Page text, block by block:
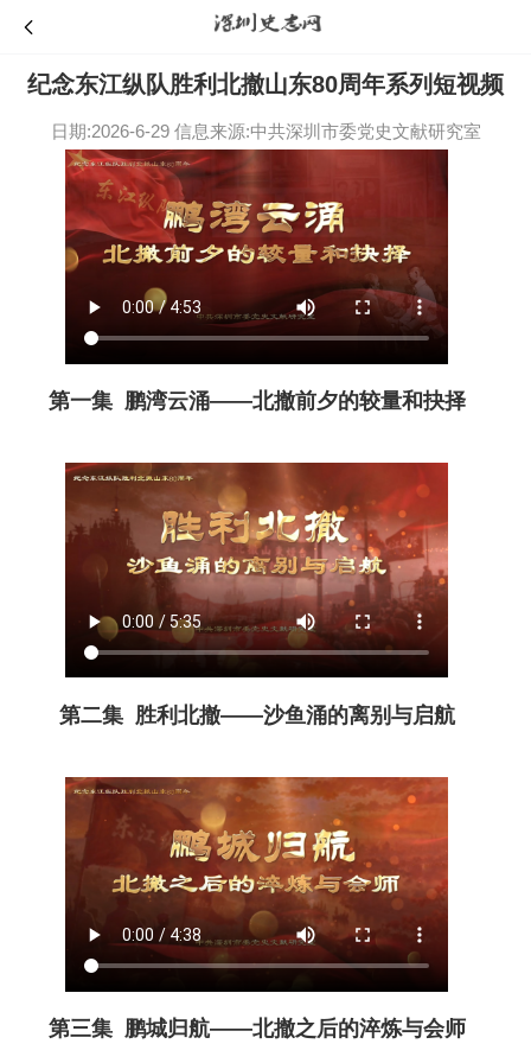
纪念东江纵队胜利北撤山东80周年系列短视频
日期:2026-6-29信息来源:中共深圳市委党史文献研究室
第一集 鹏湾云涌——北撤前夕的较量和抉择
第二集 胜利北撤——沙鱼涌的离别与启航
第三集 鹏城归航——北撤之后的淬炼与会师